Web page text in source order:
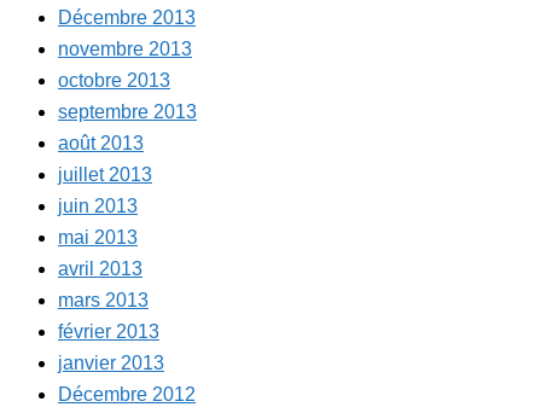
Décembre 2013
novembre 2013
octobre 2013
septembre 2013
août 2013
juillet 2013
juin 2013
mai 2013
avril 2013
mars 2013
février 2013
janvier 2013
Décembre 2012